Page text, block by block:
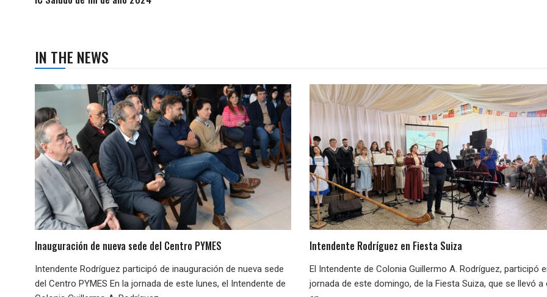
IN THE NEWS
Inauguración de nueva sede del Centro PYMES
Intendente Rodríguez participó de inauguración de nueva sede
del Centro PYMES En la jornada de este lunes, el Intendente de
Intendente Rodríguez en Fiesta Suiza
El Intendente de Colonia Guillermo A. Rodríguez, participó
jornada de este domingo, de la Fiesta Suiza, que se llevó a